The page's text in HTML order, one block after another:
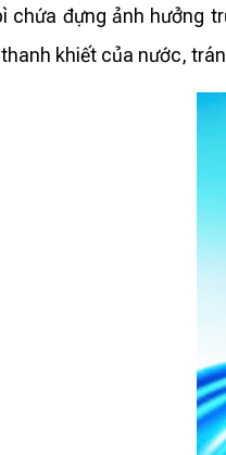
đựng ảnh hưởng
khiết của nước,